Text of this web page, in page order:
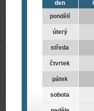
den
pondělí
úterý
středa
čtvrtek
pátek
sobota